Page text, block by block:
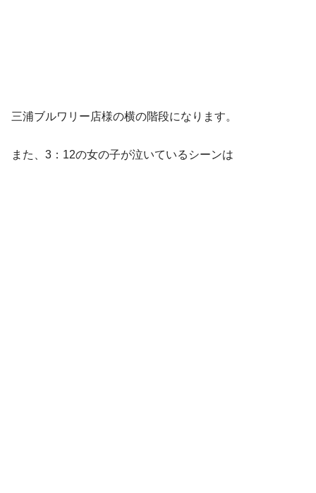
三浦ブルワリー店様の横の階段になります。
また、3：12の女の子が泣いているシーンは